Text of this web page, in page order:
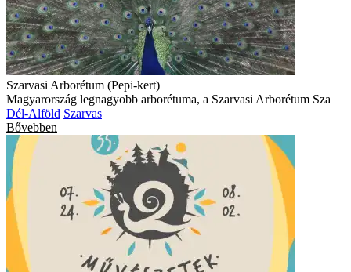
Szarvasi Arborétum (Pepi-kert)
Magyarország legnagyobb arborétuma, a Szarvasi Arborétum Sza
Dél-Alföld Szarvas
Bővebben